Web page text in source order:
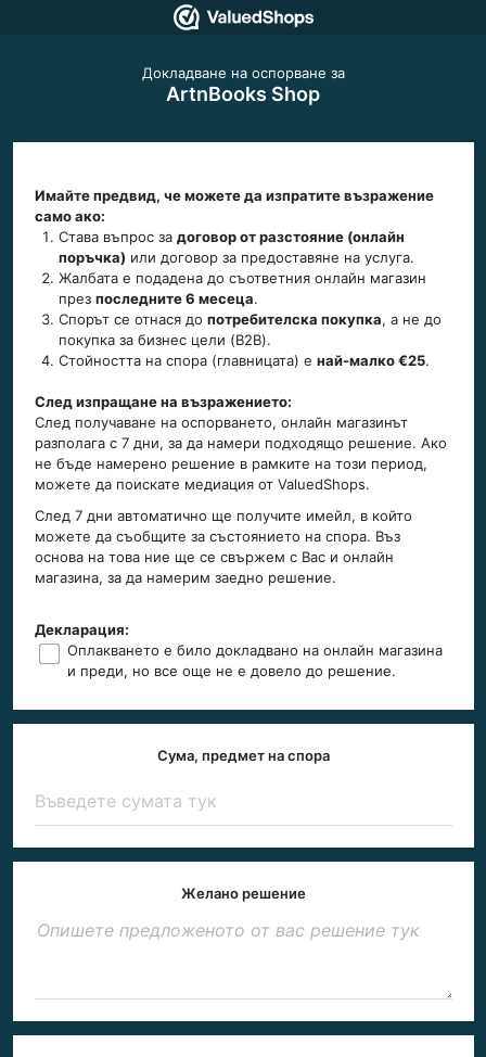
Докладване на оспорване за
ArtnBooks Shop
Имайте предвид, че можете да изпратите възражение
само ако:
Става въпрос задоговор от разстояние (онлайн
поръчка) или договор за предоставяне на услуга.
Жалбата е подадена до съответния онлайн магазин
презпоследните 6 месеца.
Спорът се отнася допотребителска покупка, а не до
покупка за бизнес цели (B2B).
Стойността на спора (главницата) енай-малко €25.
След изпращане на възражението:
След получаване на оспорването, онлайн магазинът
разполага с 7 дни, за да намери подходящо решение. Ако
не бъде намерено решение в рамките на този период,
можете да поискате медиация от ValuedShops.
След 7 дни автоматично ще получите имейл, в който
можете да съобщите за състоянието на спора. Въз
основа на това ние ще се свържем с Вас и онлайн
магазина, за да намерим заедно решение.
Декларация:
Оплакването е било докладвано на онлайн магазина
и преди, но все още не е довело до решение.
Сума, предмет на спора
Желано решение